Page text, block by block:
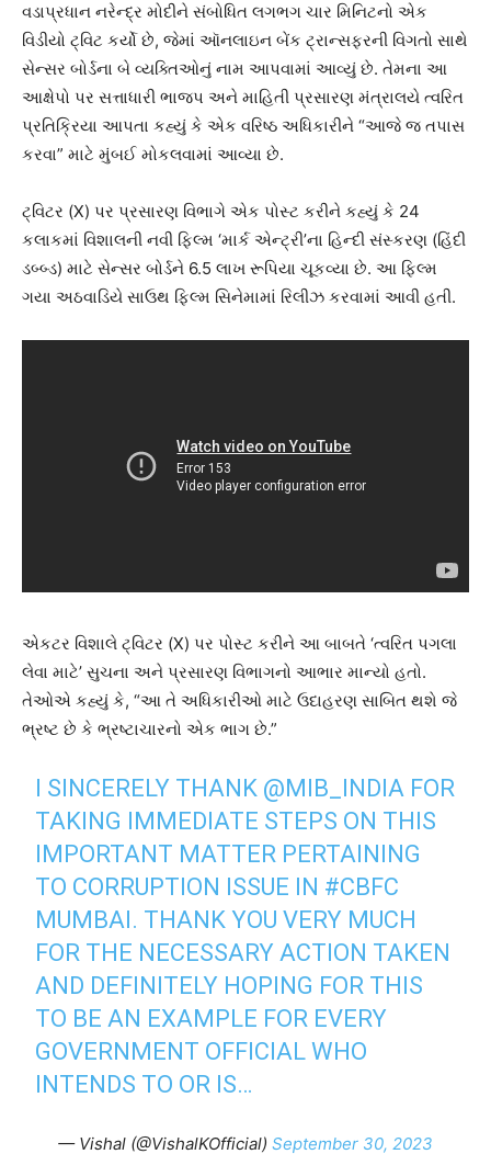
વડાપ્રધાન નરેન્દ્ર મોદીને સંબોધિત લગભગ ચાર મિનિટનો એક
વિડીયો ટ્વિટ કર્યો છે, જેમાં ઑનલાઇન બેંક ટ્રાન્સફરની વિગતો સાથે
સેન્સર બોર્ડના બે વ્યક્તિઓનું નામ આપવામાં આવ્યું છે. તેમના આ
આક્ષેપો પર સત્તાધારી ભાજપ અને માહિતી પ્રસારણ મંત્રાલયે ત્વરિત
પ્રતિક્રિયા આપતા કહ્યું કે એક વરિષ્ઠ અધિકારીને “આજે જ તપાસ
કરવા” માટે મુંબઈ મોકલવામાં આવ્યા છે.
ટ્વિટર (X) પર પ્રસારણ વિભાગે એક પોસ્ટ કરીને કહ્યું કે 24
કલાકમાં વિશાલની નવી ફિલ્મ ‘માર્ક એન્ટ્રી’ના હિન્દી સંસ્કરણ (હિંદી
ડબ્બ્ડ) માટે સેન્સર બોર્ડને 6.5 લાખ રૂપિયા ચૂકવ્યા છે. આ ફિલ્મ
ગયા અઠવાડિયે સાઉથ ફિલ્મ સિનેમામાં રિલીઝ કરવામાં આવી હતી.
એકટર વિશાલે ટ્વિટર (X) પર પોસ્ટ કરીને આ બાબતે ‘ત્વરિત પગલા
લેવા માટે’ સુચના અને પ્રસારણ વિભાગનો આભાર માન્યો હતો.
તેઓએ કહ્યું કે, “આ તે અધિકારીઓ માટે ઉદાહરણ સાબિત થશે જે
ભ્રષ્ટ છે કે ભ્રષ્ટાચારનો એક ભાગ છે.”
I SINCERELY THANK @MIB_INDIA FOR
TAKING IMMEDIATE STEPS ON THIS
IMPORTANT MATTER PERTAINING
TO CORRUPTION ISSUE IN #CBFC
MUMBAI. THANK YOU VERY MUCH
FOR THE NECESSARY ACTION TAKEN
AND DEFINITELY HOPING FOR THIS
TO BE AN EXAMPLE FOR EVERY
GOVERNMENT OFFICIAL WHO
INTENDS TO OR IS…
— Vishal (@VishalKOfficial) September 30, 2023